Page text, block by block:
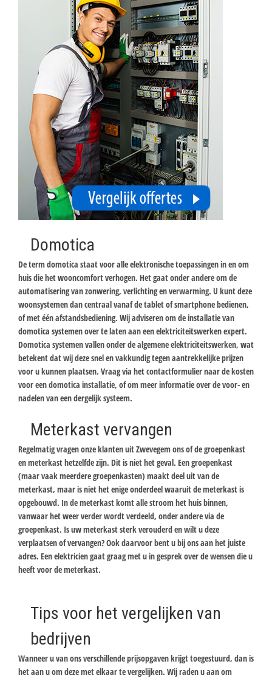
Domotica
De term domotica staat voor alle elektronische toepassingen in en om
huis die het wooncomfort verhogen. Het gaat onder andere om de
automatisering van zonwering, verlichting en verwarming. U kunt deze
woonsystemen dan centraal vanaf de tablet of smartphone bedienen,
of met één afstandsbediening. Wij adviseren om de installatie van
domotica systemen over te laten aan een elektriciteitswerken expert.
Domotica systemen vallen onder de algemene elektriciteitswerken, wat
betekent dat wij deze snel en vakkundig tegen aantrekkelijke prijzen
voor u kunnen plaatsen. Vraag via het contactformulier naar de kosten
voor een domotica installatie, of om meer informatie over de voor- en
nadelen van een dergelijk systeem.
Meterkast vervangen
Regelmatig vragen onze klanten uit Zwevegem ons of de groepenkast
en meterkast hetzelfde zijn. Dit is niet het geval. Een groepenkast
(maar vaak meerdere groepenkasten) maakt deel uit van de
meterkast, maar is niet het enige onderdeel waaruit de meterkast is
opgebouwd. In de meterkast komt alle stroom het huis binnen,
vanwaar het weer verder wordt verdeeld, onder andere via de
groepenkast. Is uw meterkast sterk verouderd en wilt u deze
verplaatsen of vervangen? Ook daarvoor bent u bij ons aan het juiste
adres. Een elektricien gaat graag met u in gesprek over de wensen die u
heeft voor de meterkast.
Tips voor het vergelijken van
bedrijven
Wanneer u van ons verschillende prijsopgaven krijgt toegestuurd, dan is
het aan u om deze met elkaar te vergelijken. Wij raden u aan om